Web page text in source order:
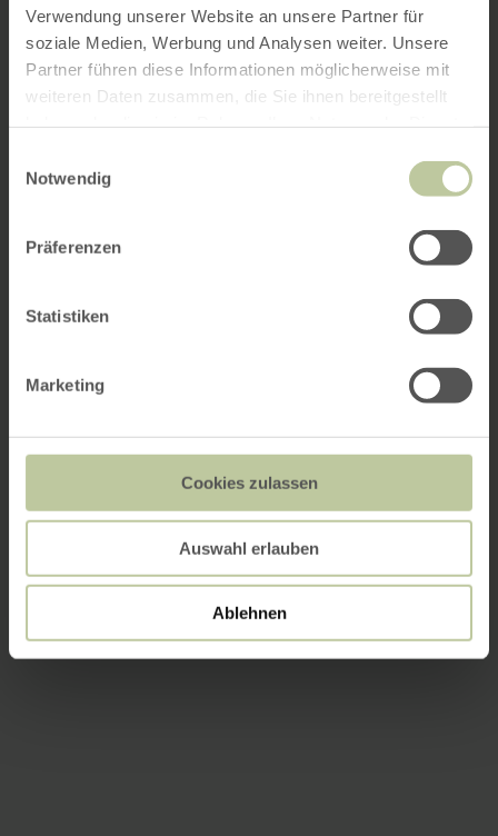
Verwendung unserer Website an unsere Partner für
soziale Medien, Werbung und Analysen weiter. Unsere
Partner führen diese Informationen möglicherweise mit
weiteren Daten zusammen, die Sie ihnen bereitgestellt
Notwendig
Präferenzen
Statistiken
Marketing
Cookies zulassen
Auswahl erlauben
Ablehnen